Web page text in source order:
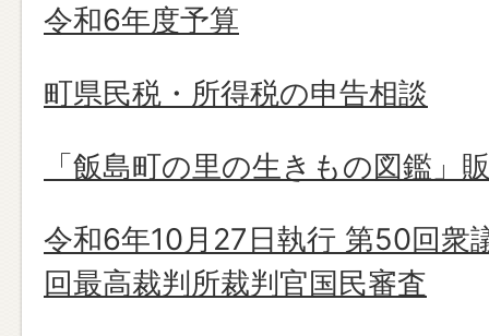
令和6年度予算
町県民税・所得税の申告相談
「飯島町の里の生きもの図鑑」
令和6年10月27日執行 第50回衆
回最高裁判所裁判官国民審査